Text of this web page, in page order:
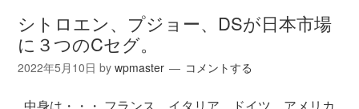
シトロエン、プジョー、DSが日本市場
に３つのCセグ。
2022年5月10日 bywpmaster コメントする